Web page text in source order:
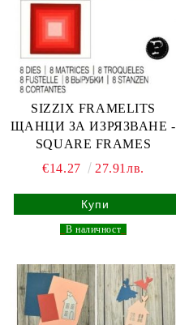
SIZZIX FRAMELITS
ЩАНЦИ ЗА ИЗРЯЗВАНЕ -
SQUARE FRAMES
€14.27
27.91лв.
В наличност